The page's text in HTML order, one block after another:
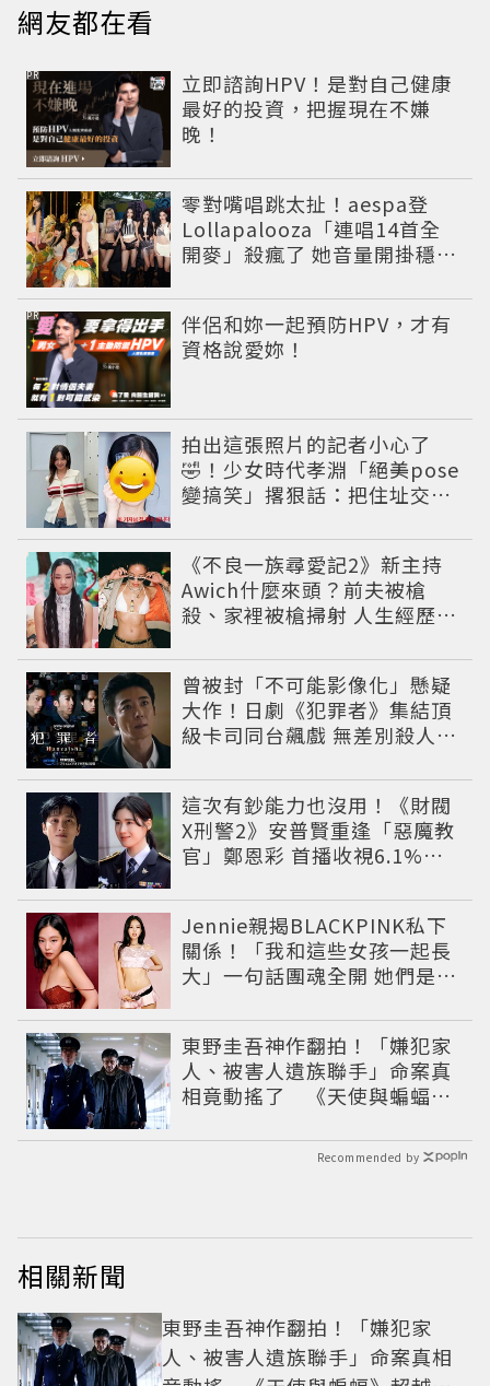
網友都在看
立即諮詢HPV！是對自己健康
最好的投資，把握現在不嫌
晚！
PR
零對嘴唱跳太扯！aespa登
Lollapalooza「連唱14首全
開麥」殺瘋了 她音量開掛穩到
伴侶和妳一起預防HPV，才有
資格說愛妳！
PR
拍出這張照片的記者小心了
🤣！少女時代孝淵「絕美pose
變搞笑」撂狠話：把住址交出
《不良一族尋愛記2》新主持
Awich什麼來頭？前夫被槍
殺、家裡被槍掃射 人生經歷比
曾被封「不可能影像化」懸疑
大作！日劇《犯罪者》集結頂
級卡司同台飆戲 無差別殺人案
這次有鈔能力也沒用！《財閥
X刑警2》安普賢重逢「惡魔教
官」鄭恩彩 首播收視6.1%超
Jennie親揭BLACKPINK私下
關係！「我和這些女孩一起長
大」一句話團魂全開 她們是彼
東野圭吾神作翻拍！「嫌犯家
人、被害人遺族聯手」命案真
相竟動搖了 《天使與蝙蝠》
Recommended by
相關新聞
東野圭吾神作翻拍！「嫌犯家
人、被害人遺族聯手」命案真相